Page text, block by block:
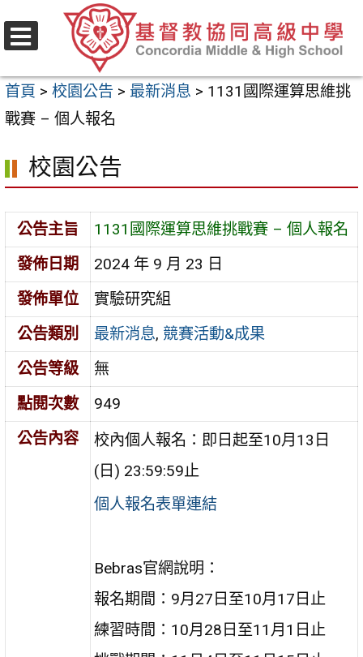
至
要
內
區
首頁 > 校園公告 > 最新消息 > 1131國際運算思維挑
戰賽 – 個人報名
校園公告
公告主旨
1131國際運算思維挑戰賽 – 個人報名
發佈日期
2024 年 9 月 23 日
發佈單位
實驗研究組
公告類別
最新消息, 競賽活動&成果
公告等級
無
點閱次數
949
公告內容
校內個人報名：即日起至10月13日
(日) 23:59:59止
個人報名表單連結
Bebras官網說明：
報名期間：9月27日至10月17日止
練習時間：10月28日至11月1日止
選
單